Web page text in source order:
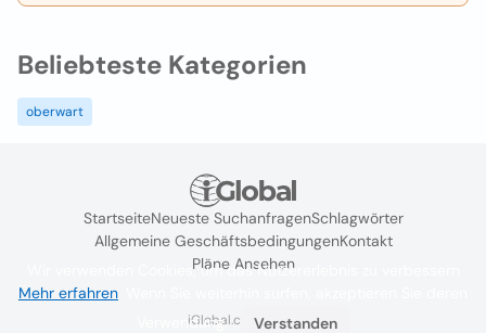
Beliebteste Kategorien
oberwart
StartseiteNeueste SuchanfragenSchlagwörter
Allgemeine GeschäftsbedingungenKontakt
Pläne Ansehen
iGlobal.co @ 2024
Wir verwenden Cookies, um das Nutzererlebnis zu verbessern
Mehr erfahren
Verwendung.
Verstanden